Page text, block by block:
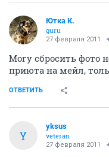
Ютка К.
guru
27 февраля 2011
Могу сбросить фото
приюта на мейл,
ОТВЕТИТЬ
Y
yksus
veteran
27 февраля 2011